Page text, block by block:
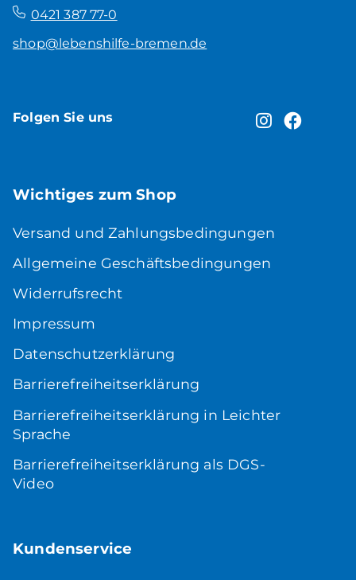
0421 387 77-0
shop@lebenshilfe-bremen.de
Folgen Sie uns
Wichtiges zum Shop
Versand und Zahlungsbedingungen
Allgemeine Geschäftsbedingungen
Widerrufsrecht
Impressum
Datenschutzerklärung
Barrierefreiheitserklärung
Barrierefreiheitserklärung in Leichter
Sprache
Barrierefreiheitserklärung als DGS-
Video
Kundenservice